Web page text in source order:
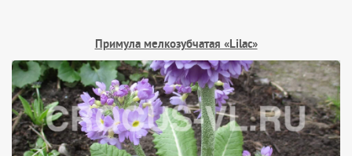
Примула мелкозубчатая «Lilac»